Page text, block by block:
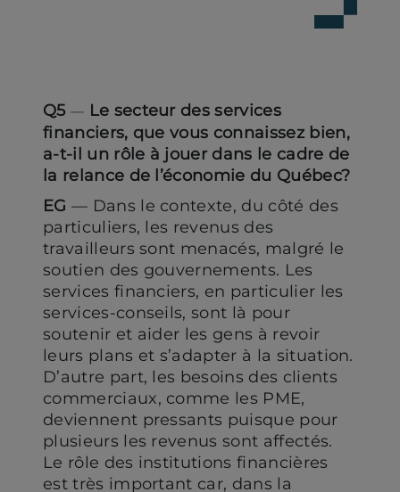
Q5 — Le secteur des services
financiers, que vous connaissez bien,
a-t-il un rôle à jouer dans le cadre de
la relance de l’économie du Québec?
EG — Dans le contexte, du côté des
particuliers, les revenus des
travailleurs sont menacés, malgré le
soutien des gouvernements. Les
services financiers, en particulier les
services-conseils, sont là pour
soutenir et aider les gens à revoir
leurs plans et s’adapter à la situation.
D’autre part, les besoins des clients
commerciaux, comme les PME,
deviennent pressants puisque pour
plusieurs les revenus sont affectés.
Le rôle des institutions financières
est très important car, dans la